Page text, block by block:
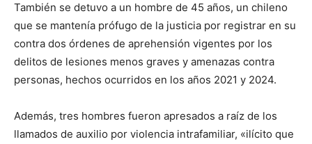
También se detuvo a un hombre de 45 años, un chileno
que se mantenía prófugo de la justicia por registrar en su
contra dos órdenes de aprehensión vigentes por los
delitos de lesiones menos graves y amenazas contra
personas, hechos ocurridos en los años 2021 y 2024.
Además, tres hombres fueron apresados a raíz de los
llamados de auxilio por violencia intrafamiliar, «ilícito que